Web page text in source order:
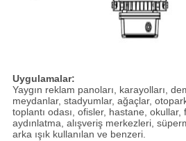
Uygulamalar:
Yaygın reklam panoları, karayolları,
meydanlar, stadyumlar, ağaçlar,
toplantı odası, ofisler, hastane, okullar,
aydınlatma, alışveriş merkezleri,
arka ışık kullanılan ve benzeri.